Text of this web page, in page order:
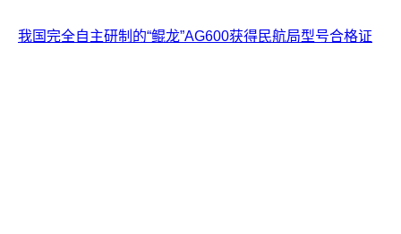
我国完全自主研制的“鲲龙”AG600获得民航局型号合格证